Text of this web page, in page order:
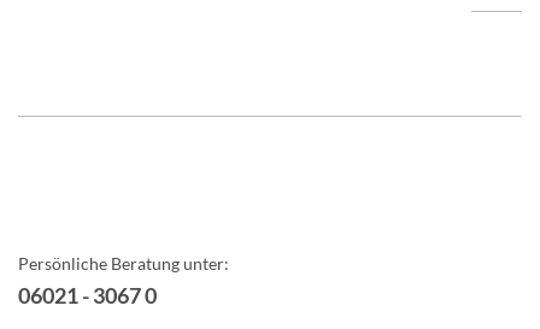
Persönliche Beratung unter:
06021 - 3067 0